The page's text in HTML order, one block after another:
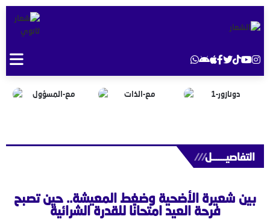
التفاصيــــــل///
بين شعيرة الأضحية وضغط المعيشة.. حين تصبح
فرحة العيد امتحانًا للقدرة الشرائية